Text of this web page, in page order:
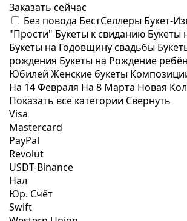
Заказать сейчас
Без повода БестСеллеры Букет-
"Прости" Букеты к свиданию Букеты
Букеты на Годовщину свадьбы
рождения Букеты на Рождение
Юбилей Женские букеты
На 14 Февраля На 8 Марта Новая
Показать все категории Свернуть
Visa
Mastercard
PayPal
Revolut
USDT-Binance
Нал
Юр. Счёт
Swift